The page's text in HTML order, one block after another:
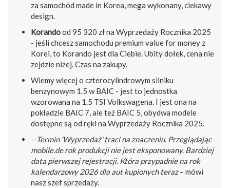
za samochód made in Korea, mega wykonany, ciekawy
design.
Korandood 95 320 zł na Wyprzedaży Rocznika 2025
- jeśli chcesz samochodu premium value for money z
Korei, to Korando jest dla Ciebie. Ubity dołek, cena nie
zejdzie niżej. Czas na zakupy.
Wiemy więcej o czterocylindrowym silniku
benzynowym 1.5 w BAIC - jest to jednostka
wzorowana na 1.5 TSI Volkswagena. I jest ona na
pokładzie BAIC 7, ale też BAIC 5, obydwa modele
dostępne są od ręki na Wyprzedaży Rocznika 2025.
—Termin 'Wyprzedaż' traci na znaczeniu. Przeglądając
mobile.de rok produkcji nie jest eksponowany. Bardziej
data pierwszej rejestracji. Która przypadnie na rok
kalendarzowy 2026 dla aut kupionych teraz– mówi
nasz szef sprzedaży.